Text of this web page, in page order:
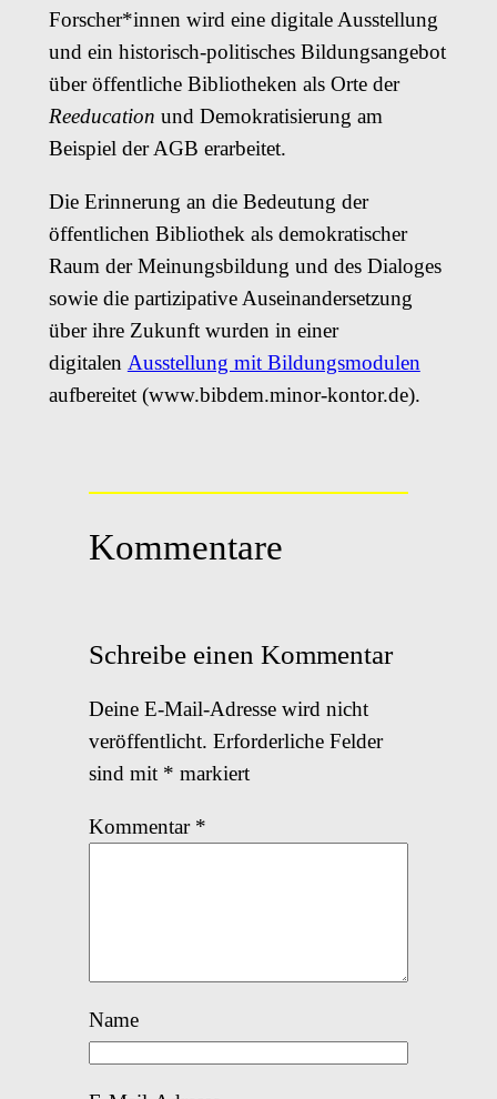
Forscher*innen wird eine digitale Ausstellung
und ein historisch-politisches Bildungsangebot
über öffentliche Bibliotheken als Orte der
Reeducation und Demokratisierung am
Beispiel der AGB erarbeitet.
Die Erinnerung an die Bedeutung der
öffentlichen Bibliothek als demokratischer
Raum der Meinungsbildung und des Dialoges
sowie die partizipative Auseinandersetzung
über ihre Zukunft wurden in einer
digitalen Ausstellung mit Bildungsmodulen
aufbereitet (www.bibdem.minor-kontor.de).
Kommentare
Schreibe einen Kommentar
Deine E-Mail-Adresse wird nicht
veröffentlicht. Erforderliche Felder
sind mit * markiert
Kommentar *
Name